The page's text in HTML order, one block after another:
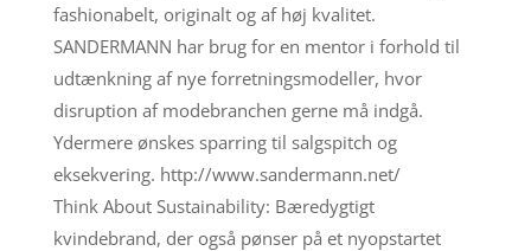
fashionabelt, originalt og af høj kvalitet.
SANDERMANN har brug for en mentor i forhold til
udtænkning af nye forretningsmodeller, hvor
disruption af modebranchen gerne må indgå.
Ydermere ønskes sparring til salgspitch og
eksekvering. http://www.sandermann.net/
Think About Sustainability: Bæredygtigt
kvindebrand, der også pønser på et nyopstartet